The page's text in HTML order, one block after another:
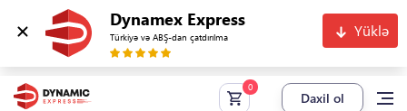
Dynamex Express
Türkiyə və ABŞ-dan çatdırılma Yüklə
Daxil ol